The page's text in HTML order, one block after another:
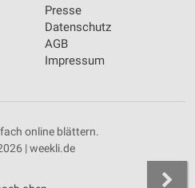
Presse
Datenschutz
AGB
Impressum
online blättern.
| weekli.de